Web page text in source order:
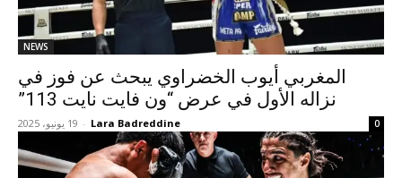
NEWS
المغربي أيوب الخضراوي يبحث عن فوز في
نزاله الأول في عرض “ون فايت نايت 113”
Lara Badreddine
- 19 يونيو، 2025 0